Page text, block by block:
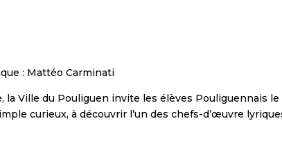
: Mattéo Carminati
Ville du Pouliguen invite les élèves Pouliguennais
curieux, à découvrir l’un des chefs-d’œuvre